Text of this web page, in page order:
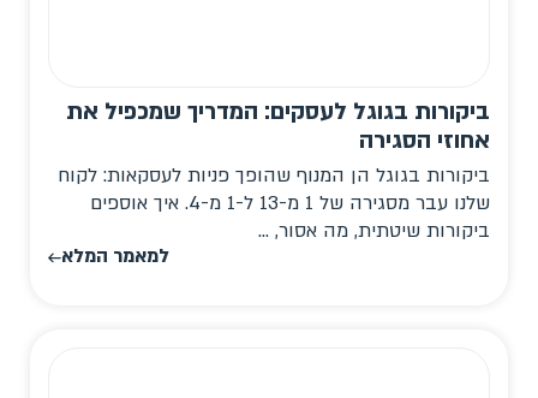
ביקורות בגוגל לעסקים: המדריך שמכפיל את
אחוזי הסגירה
ביקורות בגוגל הן המנוף שהופך פניות לעסקאות: לקוח
שלנו עבר מסגירה של 1 מ-13 ל-1 מ-4. איך אוספים
ביקורות שיטתית, מה אסור, ...
למאמר המלא